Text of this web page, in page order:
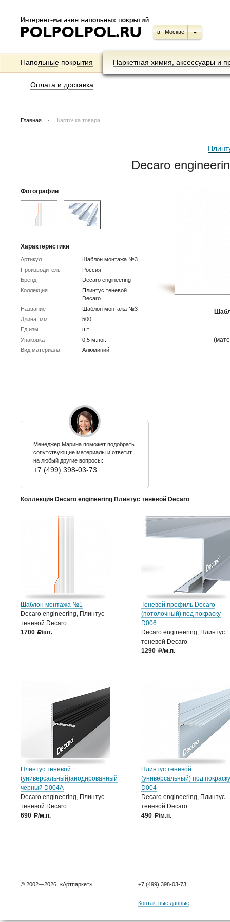
в Москве
Напольные покрытия Паркетная химия, аксессуары и
Оплата и доставка
Главная Карточка товара
Decaro
Фотографии
Характеристики
Артикул
Шаблон монтажа №3
Производитель
Россия
Бренд
Decaro engineering
Коллекция
Плинтус теневой
Decaro
Название
Шаблон монтажа №3
Длина, мм
500
Ед.изм.
шт.
Упаковка
0,5 м.пог.
Вид материала
Алюминий
Менеджер Марина поможет подобрать
сопутствующие материалы и ответит
на любый другие вопросы:
+7 (499) 398-03-73
Коллекция Decaro engineering Плинтус теневой Decaro
Шаблон монтажа №1
Decaro engineering, Плинтус
теневой Decaro
1700
a/шт.
Теневой профиль Decaro
(потолочный) под покраску
D006
Decaro engineering, Плинтус
теневой Decaro
1290
a/м.п.
Плинтус теневой
(универсальный)анодированный
черный D004А
Decaro engineering, Плинтус
теневой Decaro
690
a/м.п.
Плинтус теневой
(универсальный) под покраску
D004
Decaro engineering, Плинтус
теневой Decaro
490
a/м.п.
© 2002—2026 «Артпаркет» +7 (499) 398-03-73
Контактные данные